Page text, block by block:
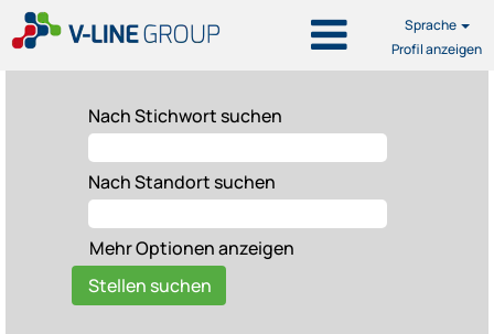
Sprache
Profil anzeigen
Nach Stichwort suchen
Nach Standort suchen
Mehr Optionen anzeigen